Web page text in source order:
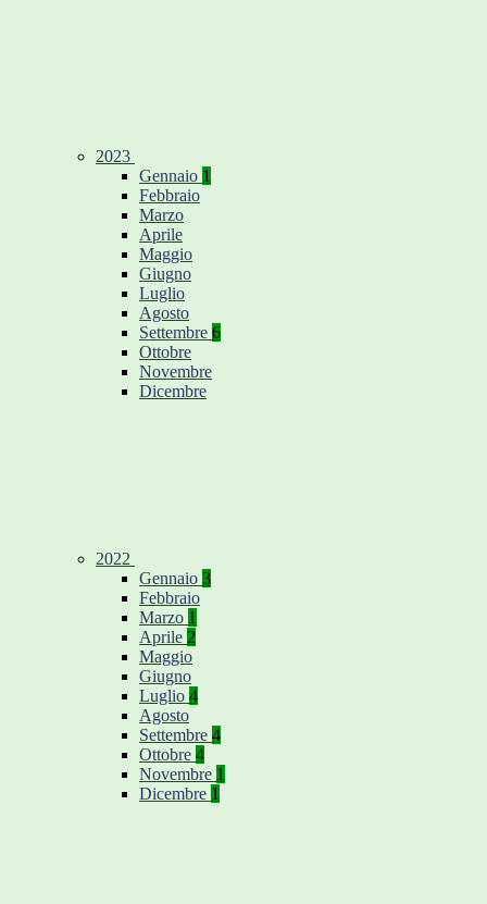
2023
Gennaio 1
Febbraio
Marzo
Aprile
Maggio
Giugno
Luglio
Agosto
Settembre 6
Ottobre
Novembre
Dicembre
2022
Gennaio 3
Febbraio
Marzo 1
Aprile 2
Maggio
Giugno
Luglio 4
Agosto
Settembre 4
Ottobre 4
Novembre 1
Dicembre 1